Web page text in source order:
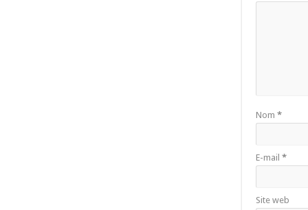
Nom *
E-mail *
Site web